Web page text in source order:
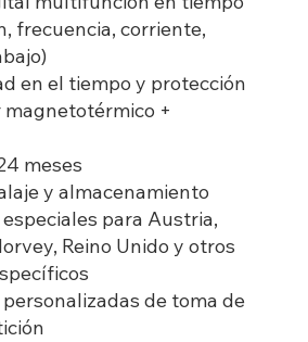
frecuencia, corriente,
en el tiempo y protección
+
meses
y almacenamiento
para Austria,
Reino Unido y otros
de toma de